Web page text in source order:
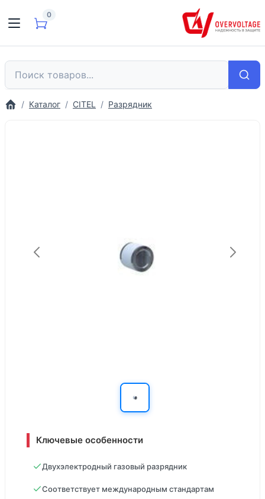
0
Каталог CITEL Разрядник
Ключевые особенности
Двухэлектродный газовый разрядник
Соответствует международным стандартам